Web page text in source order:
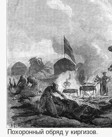
Похоронный обряд у киргизов.